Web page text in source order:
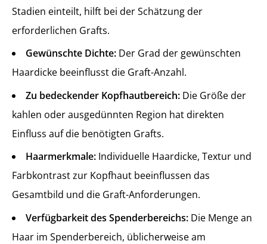
Stadien einteilt, hilft bei der Schätzung der
erforderlichen Grafts.
Gewünschte Dichte: Der Grad der gewünschten
Haardicke beeinflusst die Graft-Anzahl.
Zu bedeckender Kopfhautbereich: Die Größe der
kahlen oder ausgedünnten Region hat direkten
Einfluss auf die benötigten Grafts.
Haarmerkmale: Individuelle Haardicke, Textur und
Farbkontrast zur Kopfhaut beeinflussen das
Gesamtbild und die Graft-Anforderungen.
Verfügbarkeit des Spenderbereichs: Die Menge an
Haar im Spenderbereich, üblicherweise am